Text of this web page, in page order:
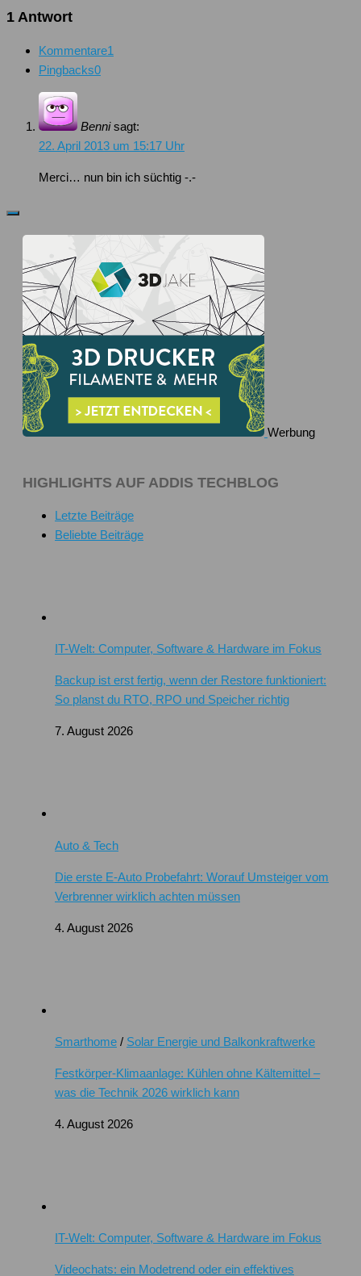
1 Antwort
Kommentare1
Pingbacks0
Benni sagt:
22. April 2013 um 15:17 Uhr
Merci… nun bin ich süchtig -.-
Werbung
HIGHLIGHTS AUF ADDIS TECHBLOG
Letzte Beiträge
Beliebte Beiträge
IT-Welt: Computer, Software & Hardware im Fokus
Backup ist erst fertig, wenn der Restore funktioniert:
So planst du RTO, RPO und Speicher richtig
7. August 2026
Auto & Tech
Die erste E-Auto Probefahrt: Worauf Umsteiger vom
Verbrenner wirklich achten müssen
4. August 2026
Smarthome / Solar Energie und Balkonkraftwerke
Festkörper-Klimaanlage: Kühlen ohne Kältemittel –
was die Technik 2026 wirklich kann
4. August 2026
IT-Welt: Computer, Software & Hardware im Fokus
Videochats: ein Modetrend oder ein effektives